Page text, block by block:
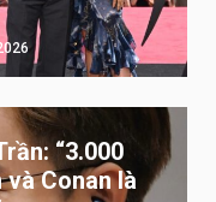
“3.000
và Conan là